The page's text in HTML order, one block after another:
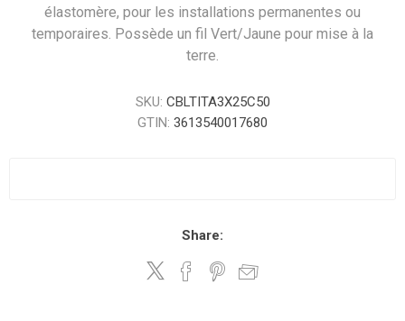
élastomère, pour les installations permanentes ou
temporaires. Possède un fil Vert/Jaune pour mise à la
terre.
SKU: CBLTITA3X25C50
GTIN: 3613540017680
Share: